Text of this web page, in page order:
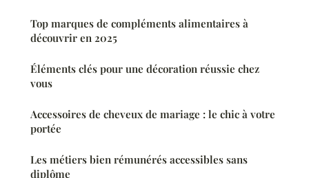
Top marques de compléments alimentaires à
découvrir en 2025
Éléments clés pour une décoration réussie chez
vous
Accessoires de cheveux de mariage : le chic à votre
portée
Les métiers bien rémunérés accessibles sans
diplôme